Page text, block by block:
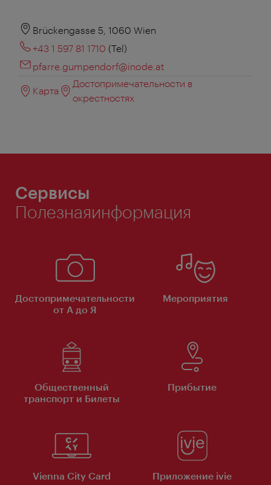
Brückengasse 5, 1060 Wien
+43 1 597 81 1710 (Tel)
pfarre.gumpendorf@inode.at
Карта
Достопримечательности в
окрестностях
Сервисы
Полезнаяинформация
Достопримечательности
от А до Я
Мероприятия
Общественный
транспорт и Билеты
Прибытие
Vienna City Card Приложение ivie